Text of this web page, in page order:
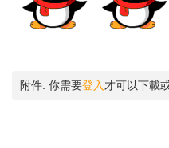
附件: 你需要登入 才可以下載